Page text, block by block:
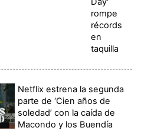
rompe
récords
en
taquilla
Netflix estrena la segunda
parte de ‘Cien años de
soledad’ con la caída de
Macondo y los Buendía